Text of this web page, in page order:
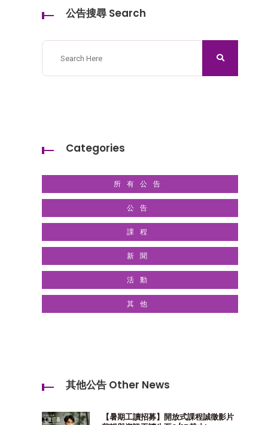
公告搜尋 Search
Categories
所有公告
公告
課程
新聞
活動
其他
其他公告 Other News
【暑期工讀招募】開放式課程誠徵影片